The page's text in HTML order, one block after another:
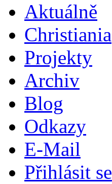
Aktuálně
Christiania
Projekty
Archiv
Blog
Odkazy
E-Mail
Přihlásit se